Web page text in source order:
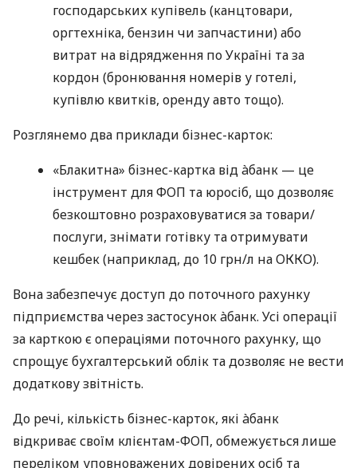
господарських купівель (канцтовари,
оргтехніка, бензин чи запчастини) або
витрат на відрядження по Україні та за
кордон (бронювання номерів у готелі,
купівлю квитків, оренду авто тощо).
Розглянемо два приклади бізнес-карток:
«Блакитна» бізнес-картка від àбанк — це
інструмент для ФОП та юросіб, що дозволяє
безкоштовно розраховуватися за товари/
послуги, знімати готівку та отримувати
кешбек (наприклад, до 10 грн/л на ОККО).
Вона забезпечує доступ до поточного рахунку
підприємства через застосунок àбанк. Усі операції
за карткою є операціями поточного рахунку, що
спрощує бухгалтерський облік та дозволяє не вести
додаткову звітність.
До речі, кількість бізнес-карток, які àбанк
відкриває своїм клієнтам-ФОП, обмежується лише
переліком уповноважених довірених осіб та